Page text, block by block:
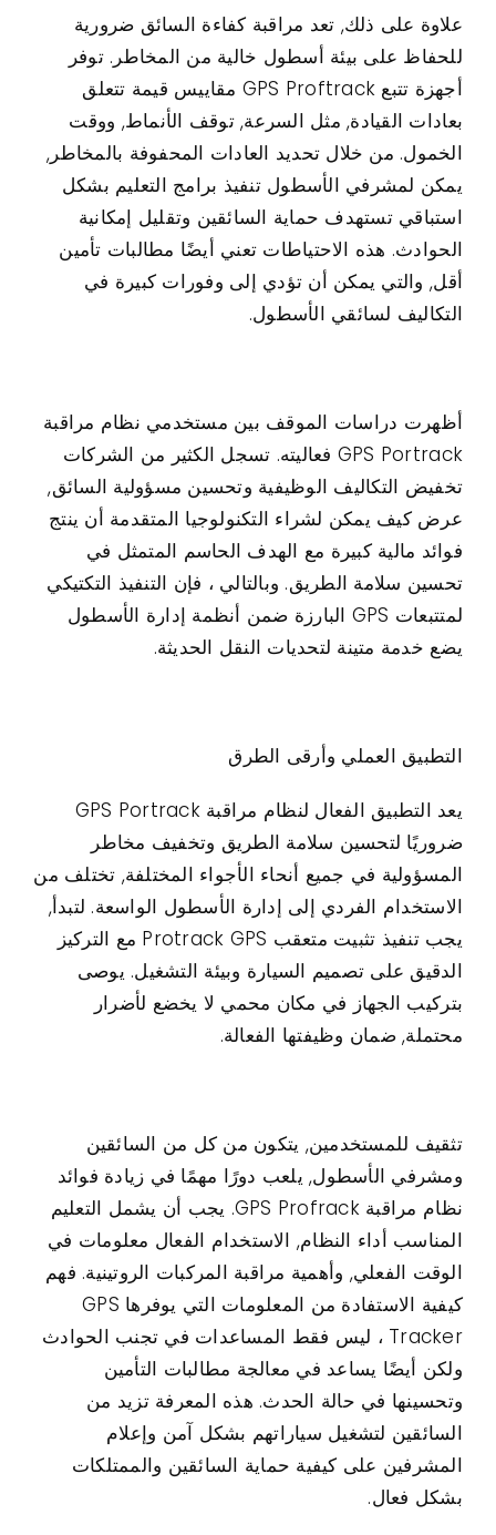
علاوة على ذلك, تعد مراقبة كفاءة السائق ضرورية
للحفاظ على بيئة أسطول خالية من المخاطر. توفر
أجهزة تتبع GPS Proftrack مقاييس قيمة تتعلق
بعادات القيادة, مثل السرعة, توقف الأنماط, ووقت
الخمول. من خلال تحديد العادات المحفوفة بالمخاطر,
يمكن لمشرفي الأسطول تنفيذ برامج التعليم بشكل
استباقي تستهدف حماية السائقين وتقليل إمكانية
الحوادث. هذه الاحتياطات تعني أيضًا مطالبات تأمين
أقل, والتي يمكن أن تؤدي إلى وفورات كبيرة في
التكاليف لسائقي الأسطول.
أظهرت دراسات الموقف بين مستخدمي نظام مراقبة
GPS Portrack فعاليته. تسجل الكثير من الشركات
تخفيض التكاليف الوظيفية وتحسين مسؤولية السائق,
عرض كيف يمكن لشراء التكنولوجيا المتقدمة أن ينتج
فوائد مالية كبيرة مع الهدف الحاسم المتمثل في
تحسين سلامة الطريق. وبالتالي ، فإن التنفيذ التكتيكي
لمتتبعات GPS البارزة ضمن أنظمة إدارة الأسطول
يضع خدمة متينة لتحديات النقل الحديثة.
التطبيق العملي وأرقى الطرق
يعد التطبيق الفعال لنظام مراقبة GPS Portrack
ضروريًا لتحسين سلامة الطريق وتخفيف مخاطر
المسؤولية في جميع أنحاء الأجواء المختلفة, تختلف من
الاستخدام الفردي إلى إدارة الأسطول الواسعة. لتبدأ,
يجب تنفيذ تثبيت متعقب Protrack GPS مع التركيز
الدقيق على تصميم السيارة وبيئة التشغيل. يوصى
بتركيب الجهاز في مكان محمي لا يخضع لأضرار
محتملة, ضمان وظيفتها الفعالة.
تثقيف للمستخدمين, يتكون من كل من السائقين
ومشرفي الأسطول, يلعب دورًا مهمًا في زيادة فوائد
نظام مراقبة GPS Profrack. يجب أن يشمل التعليم
المناسب أداء النظام, الاستخدام الفعال معلومات في
الوقت الفعلي, وأهمية مراقبة المركبات الروتينية. فهم
كيفية الاستفادة من المعلومات التي يوفرها GPS
Tracker ، ليس فقط المساعدات في تجنب الحوادث
ولكن أيضًا يساعد في معالجة مطالبات التأمين
وتحسينها في حالة الحدث. هذه المعرفة تزيد من
السائقين لتشغيل سياراتهم بشكل آمن وإعلام
المشرفين على كيفية حماية السائقين والممتلكات
بشكل فعال.